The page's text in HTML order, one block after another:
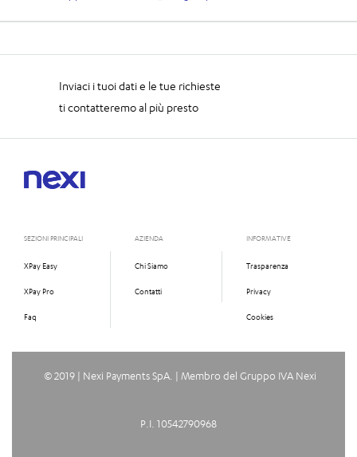
Inviaci i tuoi dati e le tue richieste
ti contatteremo al più presto
SEZIONI PRINCIPALI
XPay Easy
XPay Pro
Faq
AZIENDA
Chi Siamo
Contatti
INFORMATIVE
Trasparenza
Privacy
Cookies
© 2019 | Nexi Payments SpA. | Membro del Gruppo IVA Nexi
P.I. 10542790968